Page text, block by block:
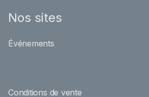
Nos sites
Événements
Conditions de vente